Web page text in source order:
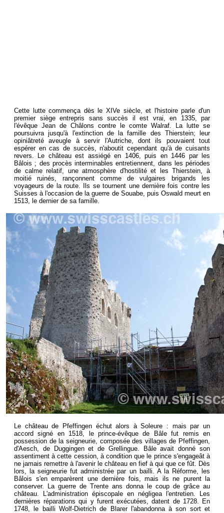
Cette lutte commença dès le XIVe siècle, et l'histoire parle d'un
premier siège entrepris sans succès il est vrai, en 1335, par
l'évêque Jean de Châlons contre le comte Walraf. La lutte se
poursuivra jusqu'à l'extinction de la famille des Thierstein; leur
opiniâtreté aveugle à servir l'Autriche, dont ils pouvaient tout
espérer en cas de succès, n'aboutit cependant qu'à de cuisants
revers. Le château est assiégé en 1406, puis en 1446 par les
Bâlois ; des procès interminables entretiennent, dans les périodes
de calme relatif, une atmosphère d'hostilité et les Thierstein, à
moitié ruinés, rançonnent comme de vulgaires brigands les
voyageurs de la route. Ils se tournent une dernière fois contre les
Suisses à l'occasion de la guerre de Souabe, puis Oswald meurt en
1513, le dernier de sa famille.
Le château de Pfeffingen échut alors à Soleure : mais par un
accord signé en 1518, le prince-évêque de Bâle fut remis en
possession de la seigneurie, composée des villages de Pfeffingen,
d'Aesch, de Duggingen et de Grellingue. Bâle avait donné son
assentiment à cette cession, à condition que le prince s'engageât à
ne jamais remettre à l'avenir le château en fief à qui que ce fût. Dès
lors, la seigneurie fut administrée par un bailli. A la Réforme, les
Bâlois s'en emparèrent une dernière fois, mais ils ne purent la
conserver. La guerre de Trente ans donna le coup de grâce au
château. L'administration épiscopale en négligea l'entretien. Les
dernières réparations qui y furent exécutées, datent de 1728. En
1748, le bailli Wolf-Dietrich de Blarer l'abandonna à son sort et